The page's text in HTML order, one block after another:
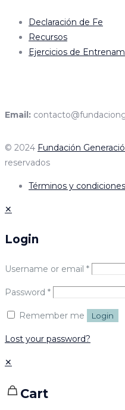
Declaración de Fe
Recursos
Ejercicios de
Email:
© 2024 Fundación
reservados
Términos y condiciones
✕
Login
Username or email *
Password *
Remember me Login
Lost your password?
✕
Cart